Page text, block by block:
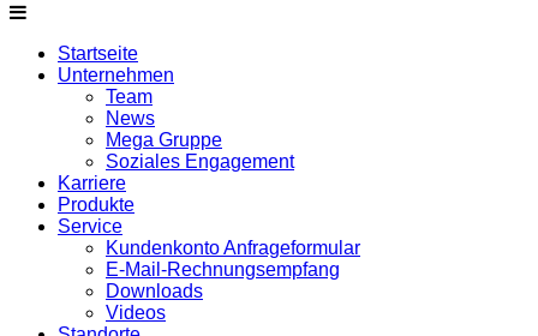
Startseite
Unternehmen
Team
News
Mega Gruppe
Soziales Engagement
Karriere
Produkte
Service
Kundenkonto Anfrageformular
E-Mail-Rechnungsempfang
Downloads
Videos